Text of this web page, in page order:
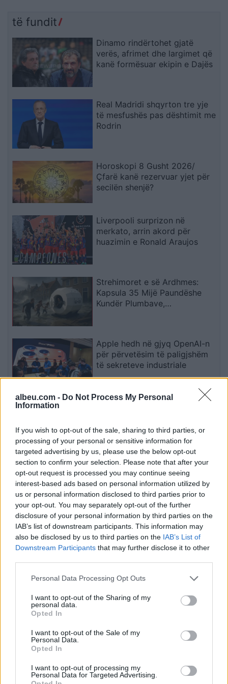
albeu.com - Do Not Process My Personal
Information
If you wish to opt-out of the sale, sharing to third parties, or
processing of your personal or sensitive information for
targeted advertising by us, please use the below opt-out
section to confirm your selection. Please note that after your
opt-out request is processed you may continue seeing
interest-based ads based on personal information utilized by
us or personal information disclosed to third parties prior to
your opt-out. You may separately opt-out of the further
disclosure of your personal information by third parties on the
IAB’s list of downstream participants. This information may
also be disclosed by us to third parties on the IAB’s List of
Downstream Participants that may further disclose it to other
Personal Data Processing Opt Outs
I want to opt-out of the Sharing of my
personal data.
Opted In
I want to opt-out of the Sale of my
Personal Data.
Opted In
I want to opt-out of processing my
Personal Data for Targeted Advertising.
të fundit
Dinamo rindërtohet gjatë
verës, afrimet dhe largimet që
kanë formësuar ekipin e Dajës
Real Madridi shqyrton tre yje
të mesfushës pas dështimit me
Rodrin
Horoskopi 8 Gusht 2026/
Çfarë kanë rezervuar yjet për
secilën shenjë?
Liverpooli surprizon në
merkato, arrin akord për
huazimin e Ronald Araujos
Strehimoret e së Ardhmes:
Kapsula 35 Mijë Paundëshe
Kundër Plumbave,
Apple hedh në gjyq OpenAI-n
për përvetësim të paligjshëm
të sekreteve industriale
Ndeshja Argjentinë–Egjipt
Google, kërkimet arrijnë nivele
të papara
Esim for Global
Esim for USA | Esim for Italy Esim for Spain|
for Turkey|Esim for Germany|Esim for Greece|